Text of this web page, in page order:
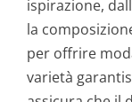
ispirazione,
la
per offrire
varietà